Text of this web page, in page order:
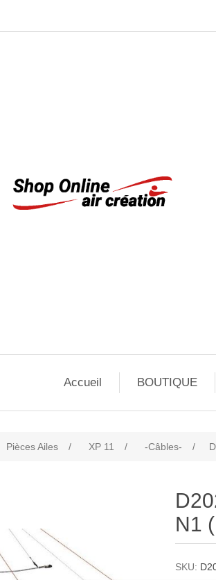
Accueil BOUTIQUE
Pièces Ailes / XP 11 / -Câbles- /
N1
SKU: